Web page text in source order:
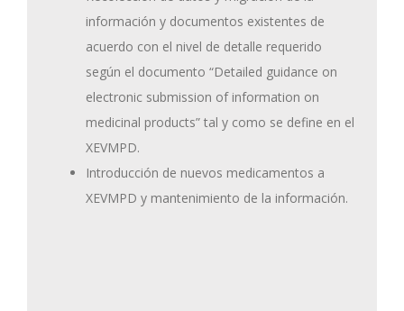
información y documentos existentes de
acuerdo con el nivel de detalle requerido
según el documento “Detailed guidance on
electronic submission of information on
medicinal products” tal y como se define en el
XEVMPD.
Introducción de nuevos medicamentos a
XEVMPD y mantenimiento de la información.